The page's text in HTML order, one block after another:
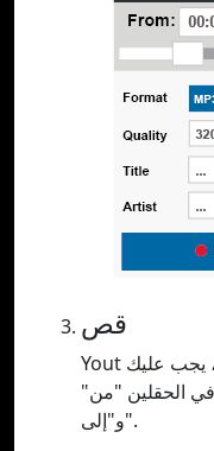
قص
Yout يسمح لك بقص الفيديو/الصوت، يجب عليك
الحقلين "من"
و"إلى".